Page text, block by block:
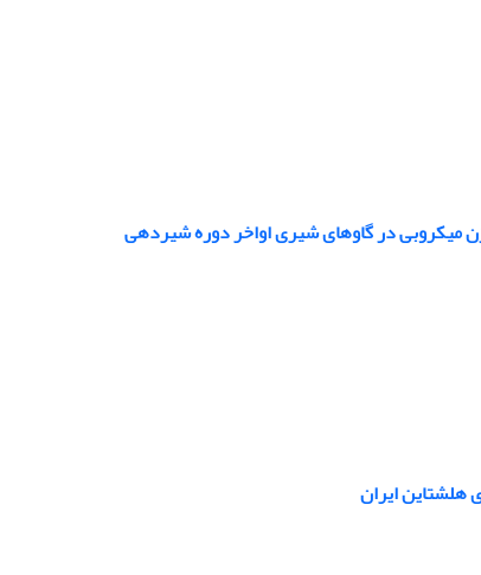
میکروبی در گاوهای شیری اواخر دوره شیردهی
هلشتاین ایران